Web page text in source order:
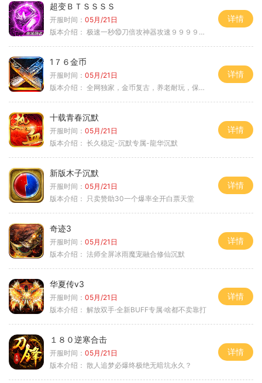
超变ＢＴＳＳＳＳ
开服时间： 05月/21日
版本介绍： 极速一秒⑩刀倍攻神器攻速９９９９①挑
详情
1７６金币
开服时间： 05月/21日
版本介绍： 全网独家，金币复古，养老耐玩，保底回収
详情
十载青春沉默
开服时间： 05月/21日
版本介绍： 长久稳定-沉默专属-龍华沉默
详情
新版木子沉默
开服时间： 05月/21日
版本介绍： 只卖赞助30一个爆率全开白票天堂
详情
奇迹3
开服时间： 05月/21日
版本介绍： 法师全屏冰雨魔宠融合修仙沉默
详情
华夏传v3
开服时间： 05月/21日
版本介绍： 解放双手·全新BUFF专属·啥都不卖靠打
详情
１８０逆寒合击
开服时间： 05月/21日
版本介绍： 散人追梦必爆终极绝无暗坑永久？
详情